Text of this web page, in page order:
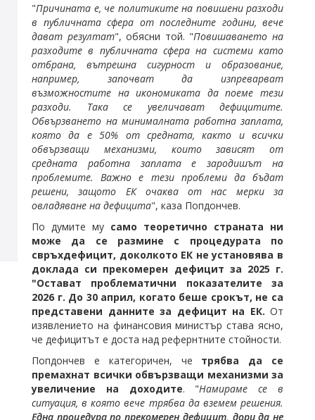
"Причината е, че политиките на повишени разходи
в публичната сфера от последните години, вече
дават резултат", обясни той. "Повишаването на
разходите в публичната сфера на системи като
отбрана, вътрешна сигурност и образование,
например, започват да изпреварват
възможностите на икономиката да поеме тези
разходи. Така се увеличават дефицитите.
Обвързването на минималната работна заплата,
която да е 50% от средната, както и всички
обвързващи механизми, които зависят от
средната работна заплата е зародишът на
проблемите. Важно е тези проблеми да бъдат
решени, защото ЕК очаква от нас мерки за
овладяване на дефицита", каза Попдончев.
По думите му само теоретично страната ни
може да се размине с процедурата по
свръхдефицит, доколкото ЕК не установява в
доклада си прекомерен дефицит за 2025 г.
"Остават проблематични показателите за
2026 г. До 30 април, когато беше срокът, не са
представени данните за дефицит на ЕК. От
изявлението на финансовия министър става ясно,
че дефицитът е доста над рефернтните стойности.
Попдончев е категоричен, че трябва да се
премахнат всички обвързващи механизми за
увеличение на доходите. "Намираме се в
ситуация, в която вече трябва да вземем решения.
Една процедура по прекомерен дефицит, дори да не